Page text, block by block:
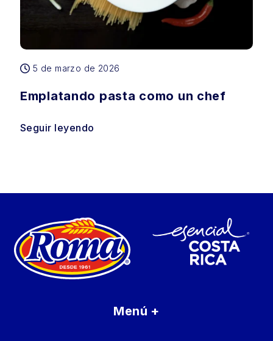
5 de marzo de 2026
Emplatando pasta como un chef
Seguir leyendo
Menú +